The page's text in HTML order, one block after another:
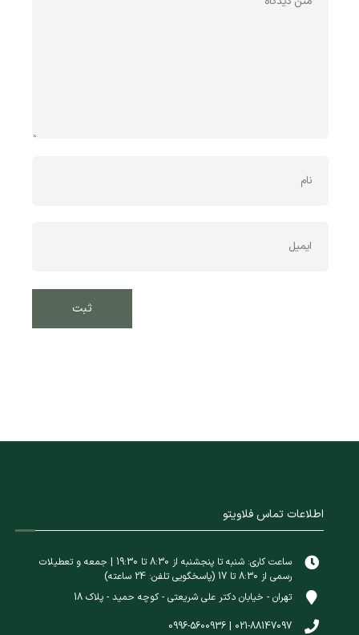
اطلاعات تماس فلاویتو
ساعت کاری: شنبه تا پنجشنبه از 8:30 تا 19:30 | جمعه و تعطیلات
رسمی از 8:30 تا 17 (پاسخگویی تلفن: 24 ساعته)
تهران - خیابان دکتر علی شریعتی - کوچه حمید - پلاک 18
021-88147097 | 0996-5600936